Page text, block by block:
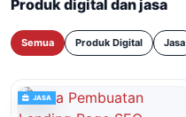
Produk digital dan jasa
Semua Produk Digital Jasa
JASA